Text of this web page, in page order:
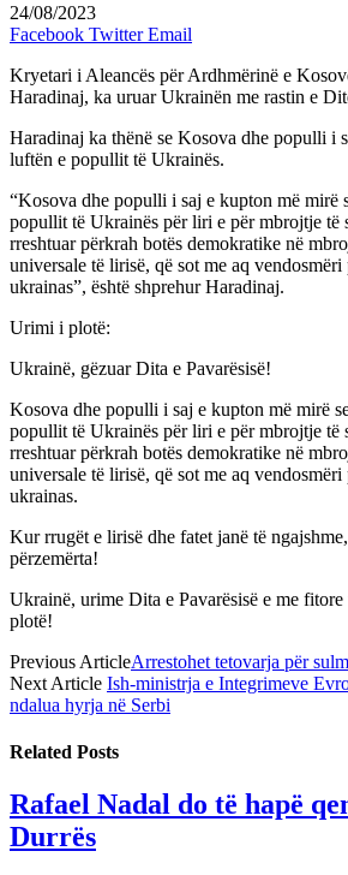
24/08/2023
Facebook Twitter Email
Kryetari i Aleancës për Ardhmërinë e
Haradinaj, ka uruar Ukrainën me rastin e
Haradinaj ka thënë se Kosova dhe populli i
luftën e popullit të Ukrainës.
“Kosova dhe populli i saj e kupton më mirë
popullit të Ukrainës për liri e për mbrojtje të
rreshtuar përkrah botës demokratike në
universale të lirisë, që sot me aq
ukrainas”, është shprehur Haradinaj.
Urimi i plotë:
Ukrainë, gëzuar Dita e Pavarësisë!
Kosova dhe populli i saj e kupton më mirë
popullit të Ukrainës për liri e për mbrojtje të
rreshtuar përkrah botës demokratike në
universale të lirisë, që sot me aq
ukrainas.
Kur rrugët e lirisë dhe fatet janë të
përzemërta!
Ukrainë, urime Dita e Pavarësisë e me
plotë!
Previous ArticleArrestohet tetovarja për
Next Article Ish-ministrja e Integrimeve
ndalua hyrja në Serbi
Related Posts
Rafael Nadal do të hapë
Durrës